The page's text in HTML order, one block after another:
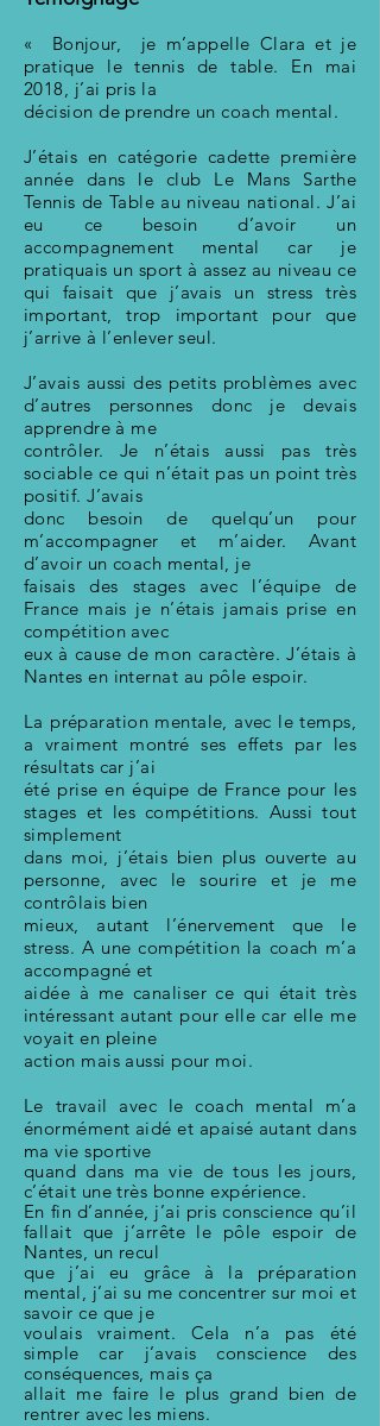
« Bonjour, je m’appelle Clara et je
pratique le tennis de table. En mai
2018, j’ai pris la
décision de prendre un coach mental.
J’étais en catégorie cadette première
année dans le club Le Mans Sarthe
Tennis de Table au niveau national. J’ai
eu ce besoin d’avoir un
accompagnement mental car je
pratiquais un sport à assez au niveau ce
qui faisait que j’avais un stress très
important, trop important pour que
j’arrive à l’enlever seul.
J’avais aussi des petits problèmes avec
d’autres personnes donc je devais
apprendre à me
contrôler. Je n’étais aussi pas très
sociable ce qui n’était pas un point très
positif. J’avais
donc besoin de quelqu’un pour
m’accompagner et m’aider. Avant
d’avoir un coach mental, je
faisais des stages avec l’équipe de
France mais je n’étais jamais prise en
compétition avec
eux à cause de mon caractère. J’étais à
Nantes en internat au pôle espoir.
La préparation mentale, avec le temps,
a vraiment montré ses effets par les
résultats car j’ai
été prise en équipe de France pour les
stages et les compétitions. Aussi tout
simplement
dans moi, j’étais bien plus ouverte au
personne, avec le sourire et je me
contrôlais bien
mieux, autant l’énervement que le
stress. A une compétition la coach m’a
accompagné et
aidée à me canaliser ce qui était très
intéressant autant pour elle car elle me
voyait en pleine
action mais aussi pour moi.
Le travail avec le coach mental m’a
énormément aidé et apaisé autant dans
ma vie sportive
quand dans ma vie de tous les jours,
c’était une très bonne expérience.
En fin d’année, j’ai pris conscience qu’il
fallait que j’arrête le pôle espoir de
Nantes, un recul
que j’ai eu grâce à la préparation
mental, j’ai su me concentrer sur moi et
savoir ce que je
voulais vraiment. Cela n’a pas été
simple car j’avais conscience des
conséquences, mais ça
allait me faire le plus grand bien de
rentrer avec les miens.